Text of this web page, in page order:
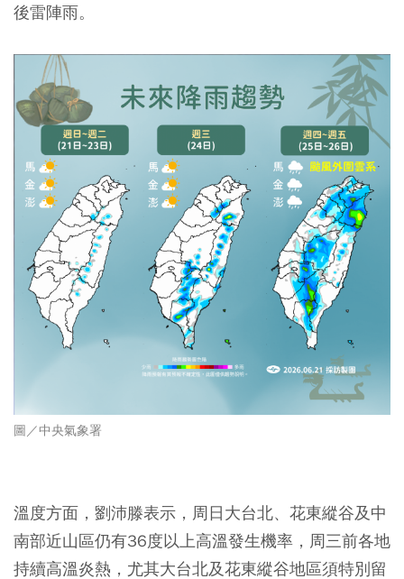
後雷陣雨。
圖／中央氣象署
溫度方面，劉沛滕表示，周日大台北、花東縱谷及中
南部近山區仍有36度以上高溫發生機率，周三前各地
持續高溫炎熱，尤其大台北及花東縱谷地區須特別留